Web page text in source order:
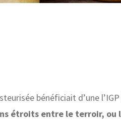
bénéficiait d’une
étroits entre le terroir,